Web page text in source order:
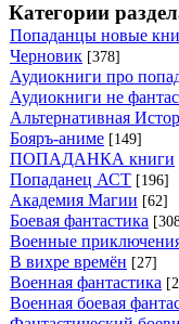
Категории
Попаданцы новые
Черновик [378]
Аудиокниги про
Аудиокниги не
Альтернативная
Бояръ-аниме [149]
ПОПАДАНКА книги
Попаданец АСТ [196]
Академия Магии [62]
Боевая фантастика
Военные
В вихре времён [27]
Военная фантастика
Военная боевая